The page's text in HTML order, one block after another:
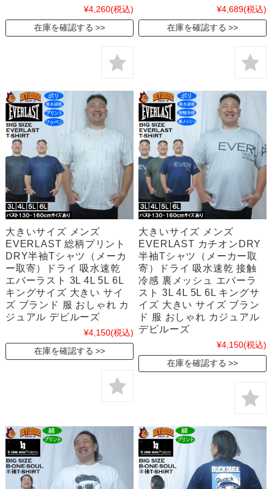
¥4,260(税込)
在庫を確認する
¥4,689(税込)
在庫を確認する
大きいサイズ メンズ
EVERLAST 総柄プリント
DRY半袖Tシャツ（メーカ
ー取寄）ドライ 吸水速乾
エバーラスト 3L 4L 5L 6L
キングサイズ 大きい サイ
ズ ブランド 服 おしゃれ カ
ジュアル デビルーズ
¥4,150(税込)
在庫を確認する
大きいサイズ メンズ
EVERLAST カチオンDRY
半袖Tシャツ（メーカー取
寄）ドライ 吸水速乾 接触
冷感 裏メッシュ エバーラ
スト 3L 4L 5L 6L キングサ
イズ 大きい サイズ ブラン
ド 服 おしゃれ カジュアル
デビルーズ
¥4,150(税込)
在庫を確認する